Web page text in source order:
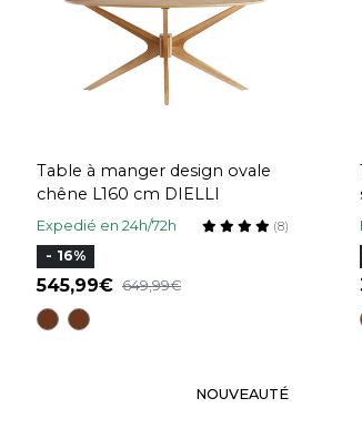
Table à manger design ovale
chêne L160 cm DIELLI
Expedié en 24h/72h (8)
- 16%
545,99 649,99
NOUVEAUTÉ